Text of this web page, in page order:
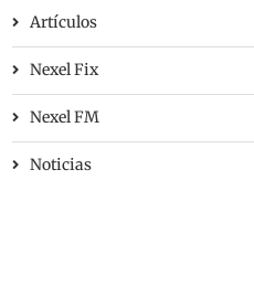
Artículos
Nexel Fix
Nexel FM
Noticias